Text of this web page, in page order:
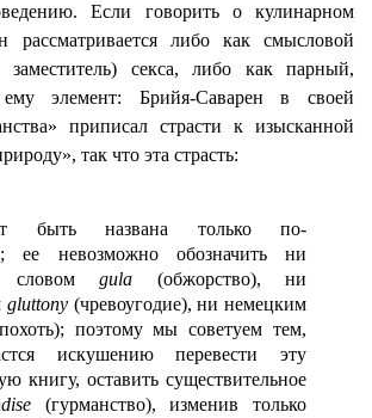
Если говорить о кулинарном
рассматривается либо как смысловой
заместитель) секса, либо как парный,
элемент: Брийя-Саварен в своей
приписал страсти к изысканной
так что эта страсть:
быть названa только по-
ее невозможно обозначить ни
словом gula (обжорство), ни
gluttony (чревоугодие), ни немецким
поэтому мы советуем тем,
искушению перевести эту
книгу, оставить существительное
(гурманство), изменив только